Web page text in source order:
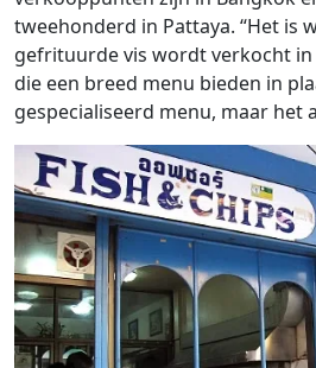
tweehonderd in Pattaya. “Het is
gefrituurde vis wordt verkocht in
die een breed menu bieden in
gespecialiseerd menu, maar het